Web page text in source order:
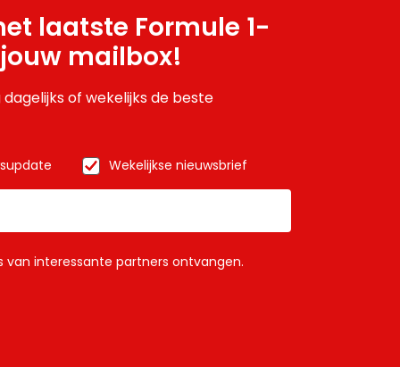
laatste Formule 1-
mailbox!
of wekelijks de beste
Wekelijkse nieuwsbrief
van interessante partners ontvangen.